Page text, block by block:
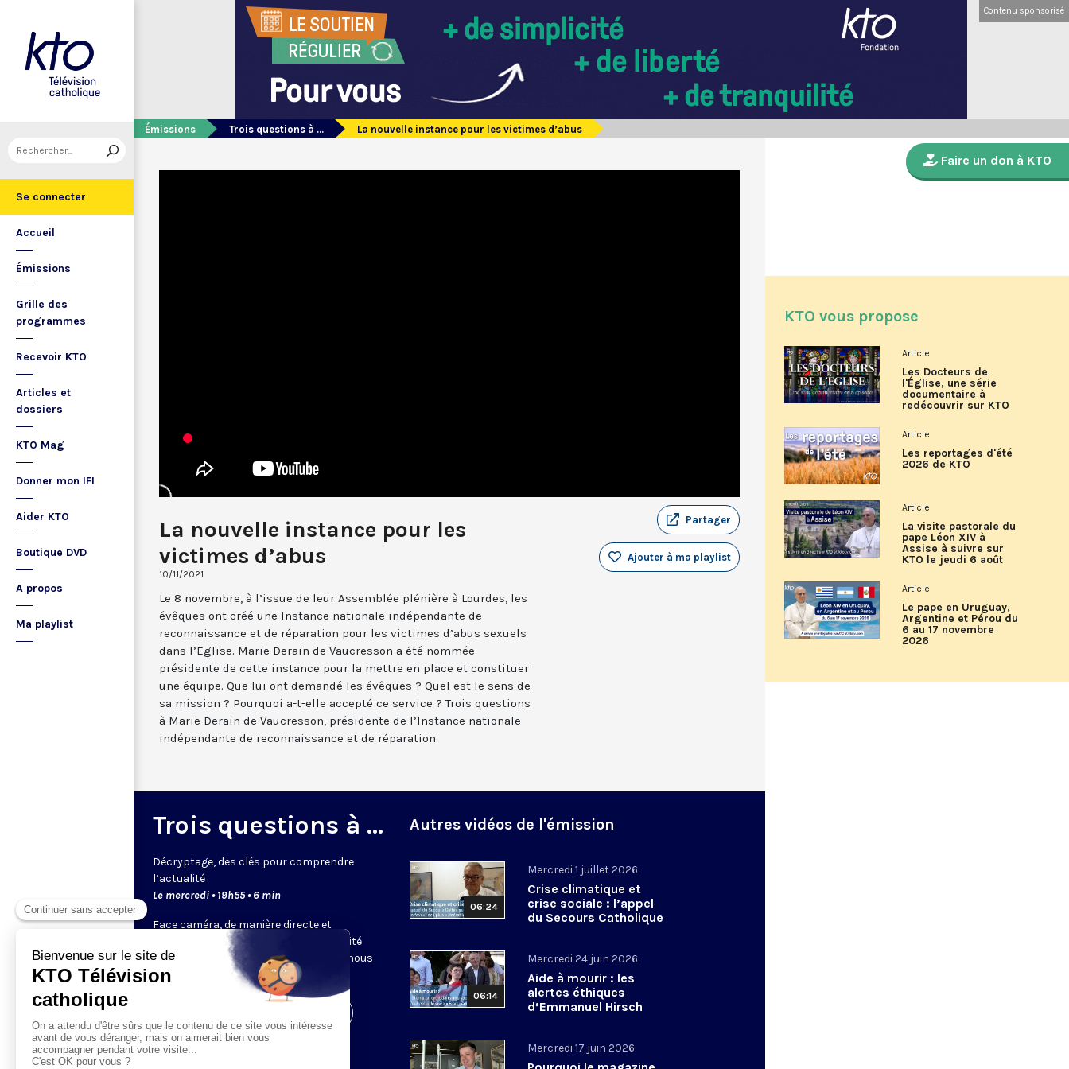
Se connecter
Accueil
Émissions
Grille des
programmes
Recevoir KTO
Articles et
dossiers
KTO Mag
Donner mon IFI
Aider KTO
Boutique DVD
A propos
Ma playlist
Contenu sponsorisé
Émissions Trois questions à ... La nouvelle instance pour les victimes d’abus
La nouvelle instance pour les
victimes d’abus
10/11/2021
Partager
Ajouter à ma playlist
Le 8 novembre, à l’issue de leur Assemblée plénière à Lourdes, les
évêques ont créé une Instance nationale indépendante de
reconnaissance et de réparation pour les victimes d’abus sexuels
dans l’Eglise. Marie Derain de Vaucresson a été nommée
présidente de cette instance pour la mettre en place et constituer
une équipe. Que lui ont demandé les évêques ? Quel est le sens de
sa mission ? Pourquoi a-t-elle accepté ce service ? Trois questions
à Marie Derain de Vaucresson, présidente de l’Instance nationale
indépendante de reconnaissance et de réparation.
Trois questions à ...
Décryptage, des clés pour comprendre
l’actualité
Le mercredi • 19h55 • 6 min
Face caméra, de manière directe et
dynamique, un expert de KTO ou un invité
choisi par la rédaction décrypte pour nous
un sujet.
Autres vidéos de l'émission
06:24
Mercredi 1 juillet 2026
Crise climatique et
crise sociale : l’appel
du Secours Catholique
06:14
Mercredi 24 juin 2026
Aide à mourir : les
alertes éthiques
d’Emmanuel Hirsch
Mercredi 17 juin 2026
Faire un don à KTO
KTO vous propose
Article
Les Docteurs de
l'Église, une série
documentaire à
redécouvrir sur KTO
Article
Les reportages d'été
2026 de KTO
Article
La visite pastorale du
pape Léon XIV à
Assise à suivre sur
KTO le jeudi 6 août
Article
Le pape en Uruguay,
Argentine et Pérou du
6 au 17 novembre
2026